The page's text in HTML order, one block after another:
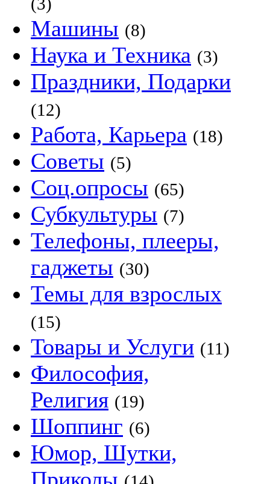
Машины (8)
Наука и Техника (3)
Праздники, Подарки
(12)
Работа, Карьера (18)
Советы (5)
Соц.опросы (65)
Субкультуры (7)
Телефоны, плееры,
гаджеты (30)
Темы для взрослых
(15)
Товары и Услуги (11)
Философия,
Религия (19)
Шоппинг (6)
Юмор, Шутки,